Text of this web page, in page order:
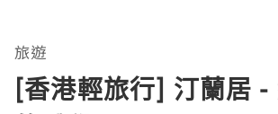
旅遊
[香港輕旅行] 汀蘭居 -